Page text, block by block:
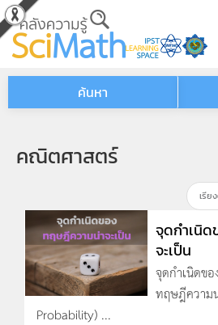
Skip to main content
ค้นหา
คณิตศาสตร์
จุดกำเนิด
จะเป็น
จุดกำเนิดข
ทฤษฎีความ
Probability) ...